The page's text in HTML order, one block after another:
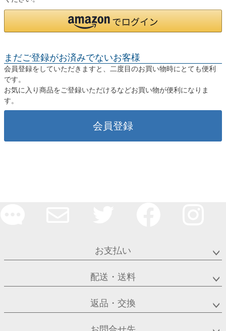
まだご登録がお済みでないお客様
会員登録をしていただきますと、二度目のお買い物時にとても便利
です。
お気に入り商品をご登録いただけるなどお買い物が便利になりま
す。
会員登録
お支払い
配送・送料
返品・交換